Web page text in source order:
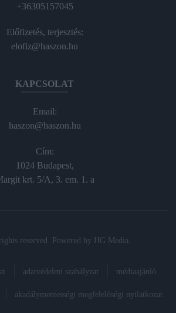
+36305157045
Előfizetés, terjesztés:
elofiz@haszon.hu
KAPCSOLAT
Email:
haszon@haszon.hu
Cím:
1024 Budapest,
krt. 5/A, 3. em. 1. a
reserved. Powered by HG Media
adatvédelmi szabályzat médiaajánló
akadálymentességi megfelelőségi nyilatkozat